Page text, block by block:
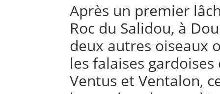
Après un premier
Roc du Salidou, à
deux autres oiseaux
les falaises gardoises
Ventus et Ventalon,